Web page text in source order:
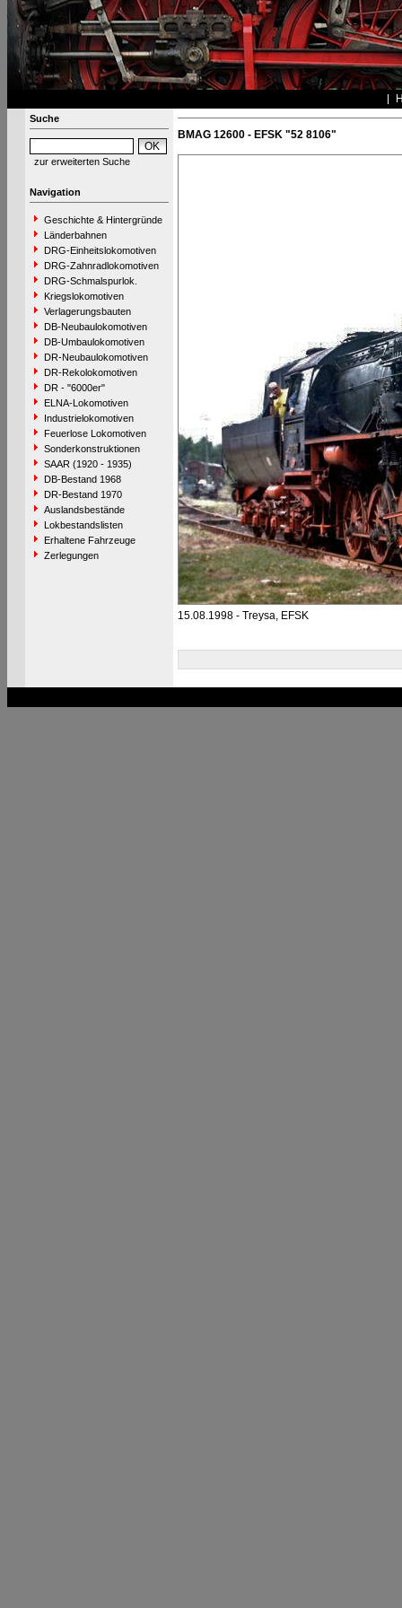
Suche
zur erweiterten Suche
Navigation
Geschichte & Hintergründe
Länderbahnen
DRG-Einheitslokomotiven
DRG-Zahnradlokomotiven
DRG-Schmalspurlok.
Kriegslokomotiven
Verlagerungsbauten
DB-Neubaulokomotiven
DB-Umbaulokomotiven
DR-Neubaulokomotiven
DR-Rekolokomotiven
DR - "6000er"
ELNA-Lokomotiven
Industrielokomotiven
Feuerlose Lokomotiven
Sonderkonstruktionen
SAAR (1920 - 1935)
DB-Bestand 1968
DR-Bestand 1970
Auslandsbestände
Lokbestandslisten
Erhaltene Fahrzeuge
Zerlegungen
BMAG 12600 - EFSK "52 8106"
15.08.1998 - Treysa, EFSK